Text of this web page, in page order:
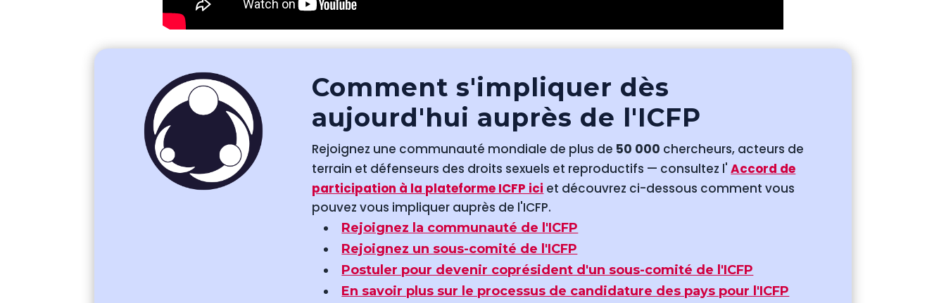
Comment s'impliquer dès
aujourd'hui auprès de l'ICFP
Rejoignez une communauté mondiale de plus de 50 000 chercheurs, acteurs de
terrain et défenseurs des droits sexuels et reproductifs — consultez l' Accord de
participation à la plateforme ICFP ici et découvrez ci-dessous comment vous
pouvez vous impliquer auprès de l'ICFP.
Rejoignez la communauté de l'ICFP
Rejoignez un sous-comité de l'ICFP
Postuler pour devenir coprésident d'un sous-comité de l'ICFP
En savoir plus sur le processus de candidature des pays pour l'ICFP